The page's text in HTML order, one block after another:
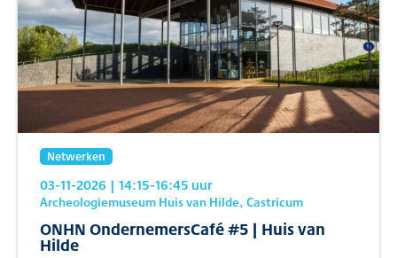
Netwerken
03-11-2026 | 14:15-16:45 uur
Archeologiemuseum Huis van Hilde, Castricum
ONHN OndernemersCafé #5 | Huis van
Hilde